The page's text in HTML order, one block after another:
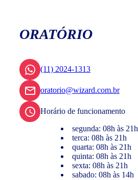
ORATÓRIO
(11) 2024-1313
oratorio@wizard.com.br
Horário de funcionamento
segunda: 08h às 21h
terca: 08h às 21h
quarta: 08h às 21h
quinta: 08h às 21h
sexta: 08h às 21h
sabado: 08h às 14h